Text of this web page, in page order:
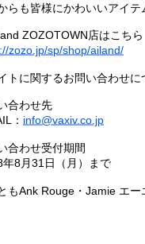
らも皆様にかわいいアイ
ZOZOTOWN店はこちら
zozo.jp/sp/shop/ailand/
トに関するお問い合わせに
合わせ先
： info@vaxiv.co.jp
合わせ受付期間
年8月31日（月）まで
もAnk Rouge・Jamie エー